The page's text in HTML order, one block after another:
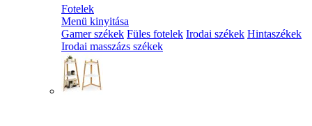
Fotelek
Menü kinyitása
Gamer székek Füles fotelek Irodai székek Hintaszékek
Irodai masszázs székek